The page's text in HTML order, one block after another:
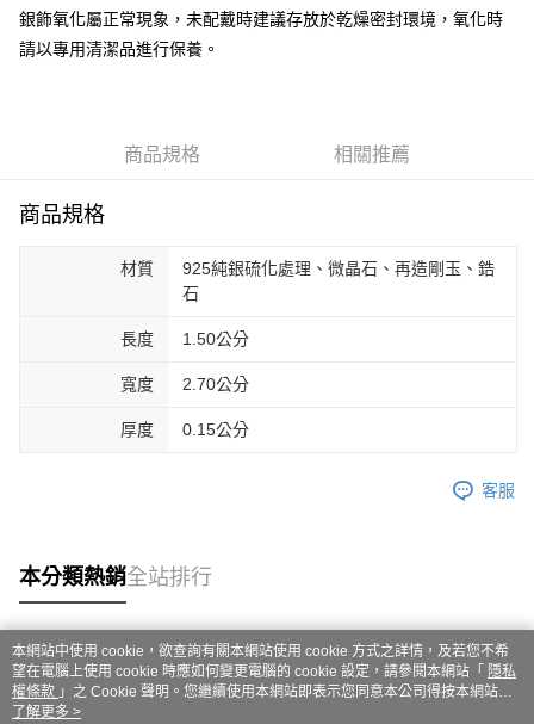
銀飾氧化屬正常現象，未配戴時建議存放於乾燥密封環境，氧化時
請以專用清潔品進行保養。
商品規格 相關推薦
商品規格
材質
925純銀硫化處理、微晶石、再造剛玉、鋯
石
長度 1.50公分
寬度 2.70公分
厚度 0.15公分
客服
本分類熱銷全站排行
熱門標籤
本網站中使用 cookie，欲查詢有關本網站使用 cookie 方式之詳情，及若您不希
望在電腦上使用 cookie 時應如何變更電腦的 cookie 設定，請參閱本網站「 隱私
權條款 」之 Cookie 聲明。您繼續使用本網站即表示您同意本公司得按本網站使
用條款之 Cookie 聲明使用 cookie。
了解更多 >